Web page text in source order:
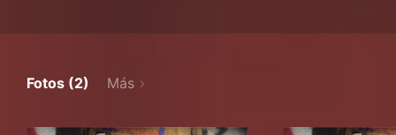
Fotos (2) Más